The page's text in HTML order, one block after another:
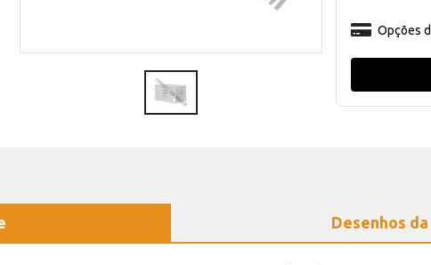
Opções
Desenhos